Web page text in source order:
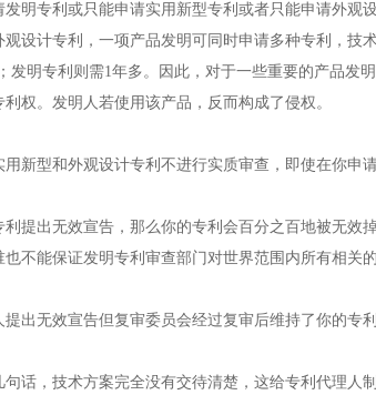
专利或只能申请实用新型专利或者只能申请外观设
计专利，一项产品发明可同时申请多种专利，技术
专利则需1年多。因此，对于一些重要的产品发
权。发明人若使用该产品，反而构成了侵权。
型和外观设计专利不进行实质审查，即使在你申
出无效宣告，那么你的专利会百分之百地被无效掉
能保证发明专利审查部门对世界范围内所有相关
无效宣告但复审委员会经过复审后维持了你的专利
，技术方案完全没有交待清楚，这给专利代理人制